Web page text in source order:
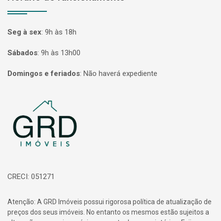
Seg à sex: 9h às 18h
Sábados: 9h às 13h00
Domingos e feriados: Não haverá expediente
Página inicial
CRECI: 051271
Atenção: A GRD Imóveis possui rigorosa política de atualização de
preços dos seus imóveis. No entanto os mesmos estão sujeitos a